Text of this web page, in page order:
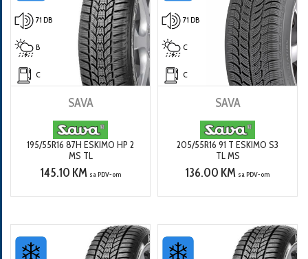
71 DB
B
C
SAVA
195/55R16 87H ESKIMO HP 2
MS TL
145.10 KM sa PDV-om
71 DB
C
C
SAVA
205/55R16 91 T ESKIMO S3
TL MS
136.00 KM sa PDV-om